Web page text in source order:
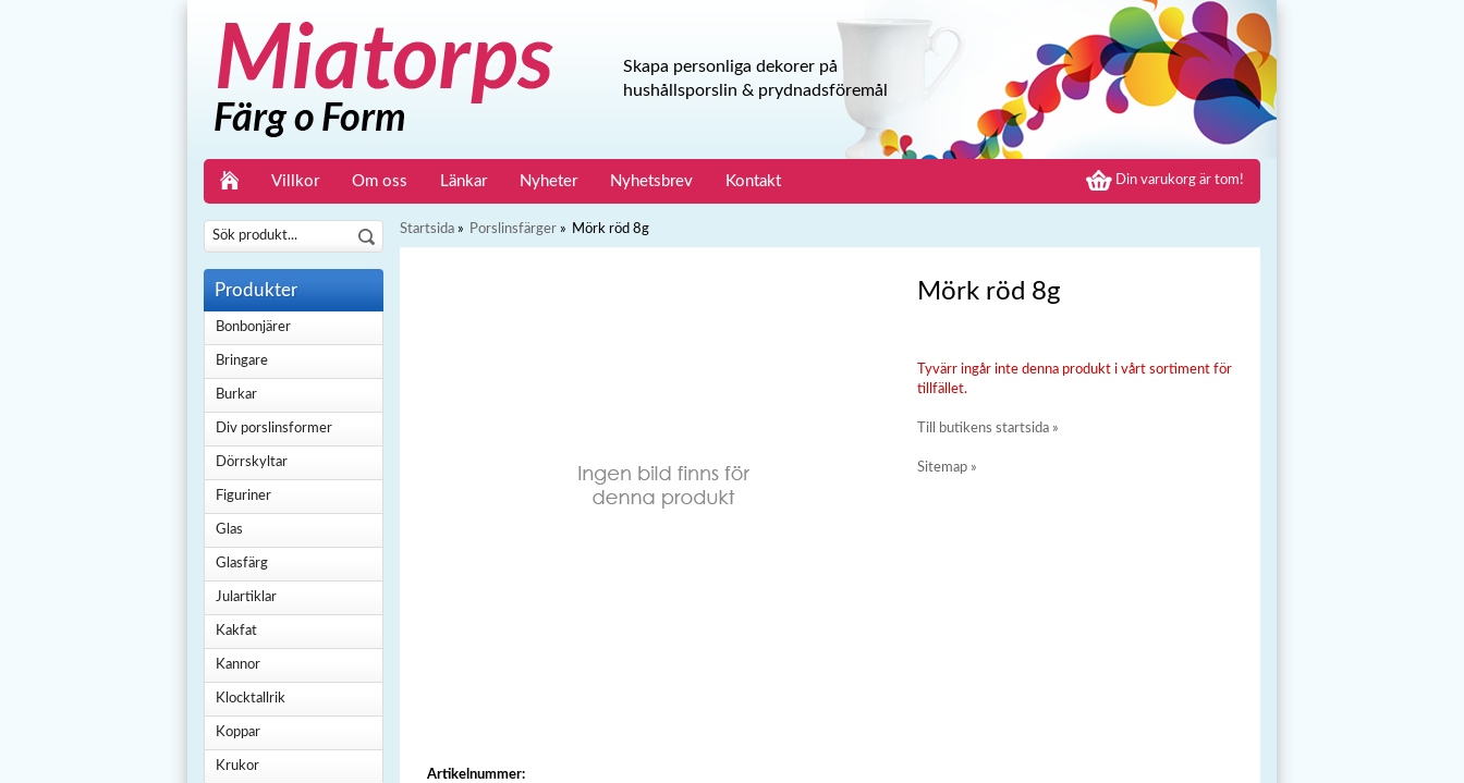
Skapa personliga dekorer på
hushållsporslin & prydnadsföremål
Villkor Om oss Länkar Nyheter Nyhetsbrev Kontakt Din varukorg är tom!
Produkter
Bonbonjärer
Bringare
Burkar
Div porslinsformer
Dörrskyltar
Figuriner
Glas
Glasfärg
Julartiklar
Kakfat
Kannor
Klocktallrik
Koppar
Krukor
Startsida » Porslinsfärger » Mörk röd 8g
Artikelnummer:
Mörk röd 8g
Tyvärr ingår inte denna produkt i vårt sortiment för
tillfället.
Till butikens startsida »
Sitemap »